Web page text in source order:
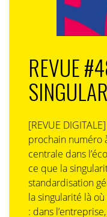
REVUE
[REVUE
prochain numéro
centrale dans
ce que la
standardisation
la singularité là
: dans